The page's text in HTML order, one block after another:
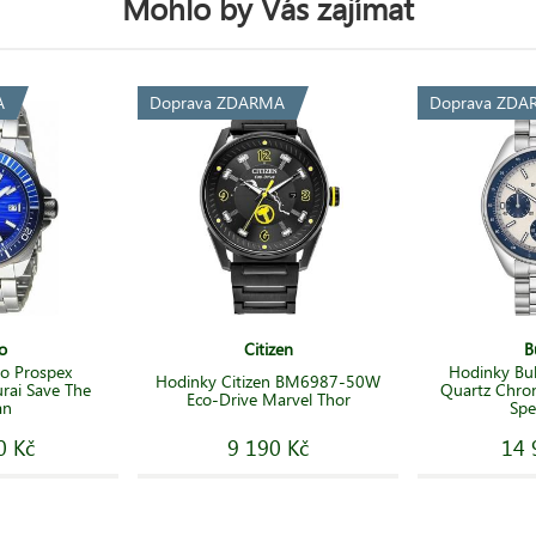
Prospex
Save The
Kč
Doprava ZDARMA
Citizen
Hodinky Citizen BM6987-50W
Eco-Drive Marvel Thor
9 190 Kč
Doprava
Hodinky
Quartz
14